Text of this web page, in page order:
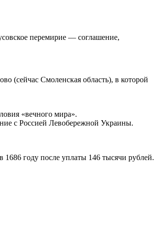
перемирие — соглашение,
(сейчас Смоленская область), в которой
«вечного мира».
с Россией Левобережной Украины.
1686 году после уплаты 146 тысячи рублей.